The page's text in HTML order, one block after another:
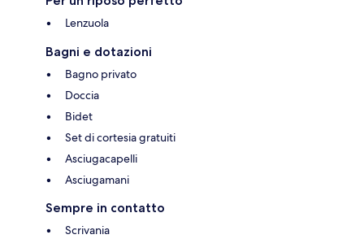
Lenzuola
Bagni e dotazioni
Bagno privato
Doccia
Bidet
Set di cortesia gratuiti
Asciugacapelli
Asciugamani
Sempre in contatto
Scrivania